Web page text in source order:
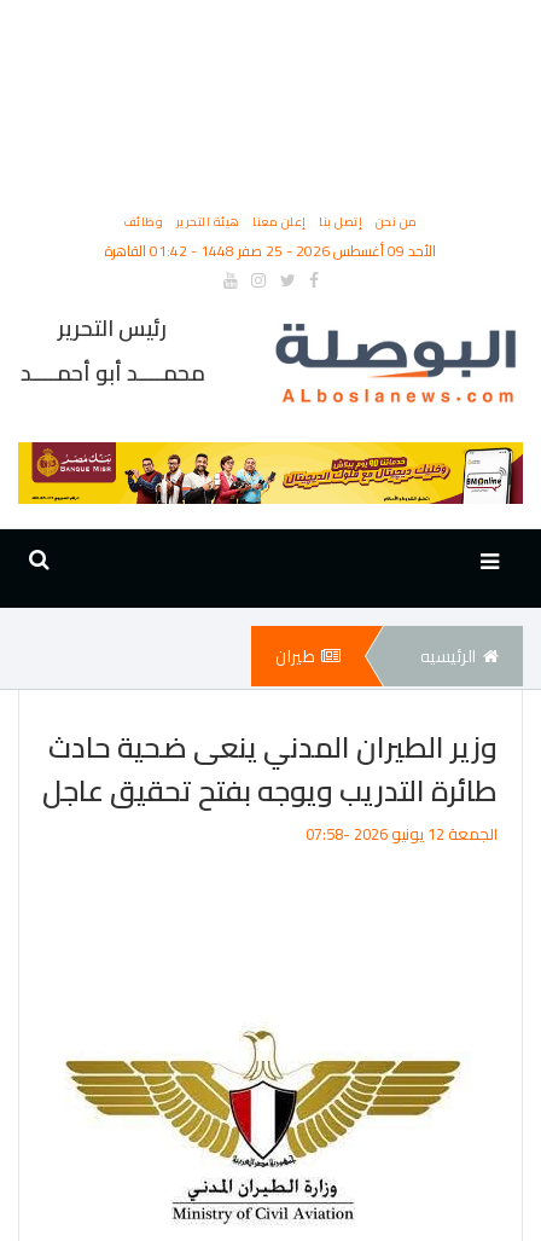
من نحن إتصل بنا إعلن معنا هيئة التحرير وظائف
الأحد 09 أغسطس 2026 - 25 صفر 1448 - 01:42 القاهرة
رئيس التحرير
محمــــد أبو أحمــــد
الرئيسيه طيران
وزير الطيران المدني ينعى ضحية حادث
طائرة التدريب ويوجه بفتح تحقيق عاجل
الجمعة 12 يونيو 2026 -07:58